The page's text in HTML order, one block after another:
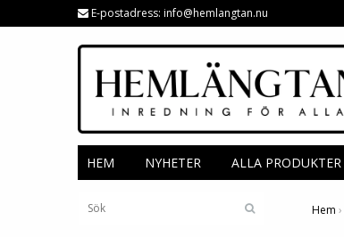
E-postadress: info@hemlangtan.nu
HEM NYHETER ALLA PRODUKTER
Hem ›